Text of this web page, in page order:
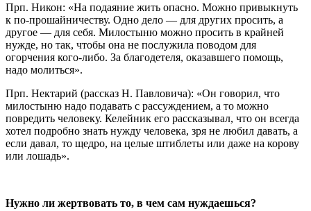
Прп. Никон: «На подаяние жить опасно. Можно привыкнуть
к по-прошайничеству. Одно дело — для других просить, а
другое — для себя. Милостыню можно просить в крайней
нужде, но так, чтобы она не послужила поводом для
огорчения кого-либо. За благодетеля, оказавшего помощь,
надо молиться».
Прп. Нектарий (рассказ Н. Павловича): «Он говорил, что
милостыню надо подавать с рассуждением, а то можно
повредить человеку. Келейник его рассказывал, что он всегда
хотел подробно знать нужду человека, зря не любил давать, а
если давал, то щедро, на целые штиблеты или даже на корову
или лошадь».
Нужно ли жертвовать то, в чем сам нуждаешься?